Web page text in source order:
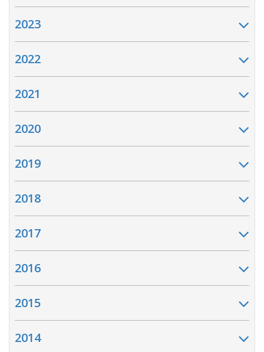
2023
2022
2021
2020
2019
2018
2017
2016
2015
2014